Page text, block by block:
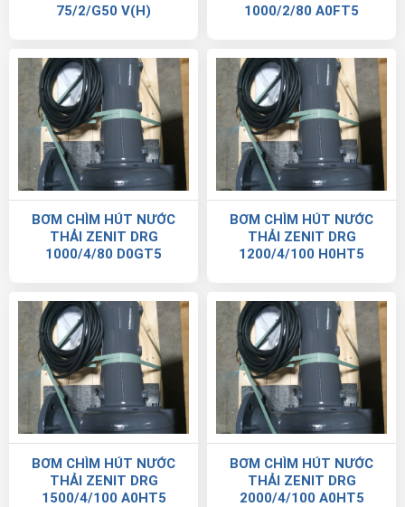
75/2/G50 V(H)
1000/2/80 A0FT5
BƠM CHÌM HÚT NƯỚC
THẢI ZENIT DRG
1000/4/80 D0GT5
BƠM CHÌM HÚT NƯỚC
THẢI ZENIT DRG
1200/4/100 H0HT5
BƠM CHÌM HÚT NƯỚC
THẢI ZENIT DRG
1500/4/100 A0HT5
BƠM CHÌM HÚT NƯỚC
THẢI ZENIT DRG
2000/4/100 A0HT5